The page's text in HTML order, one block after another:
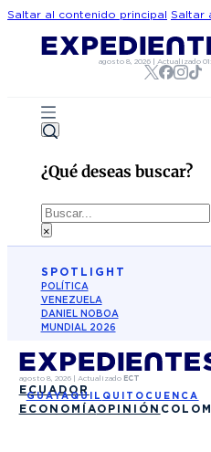
Saltar al contenido principal Saltar
agosto 8, 2026| Actualizado
¿Qué deseas buscar?
Buscar
×
SPOTLIGHT
POLÍTICA
VENEZUELA
DANIEL NOBOA
MUNDIAL 2026
agosto 8, 2026| Actualizado ECT
ECUADOR
GUAYAQUIL QUITO CUENCA
ECONOMÍAOPINIÓN